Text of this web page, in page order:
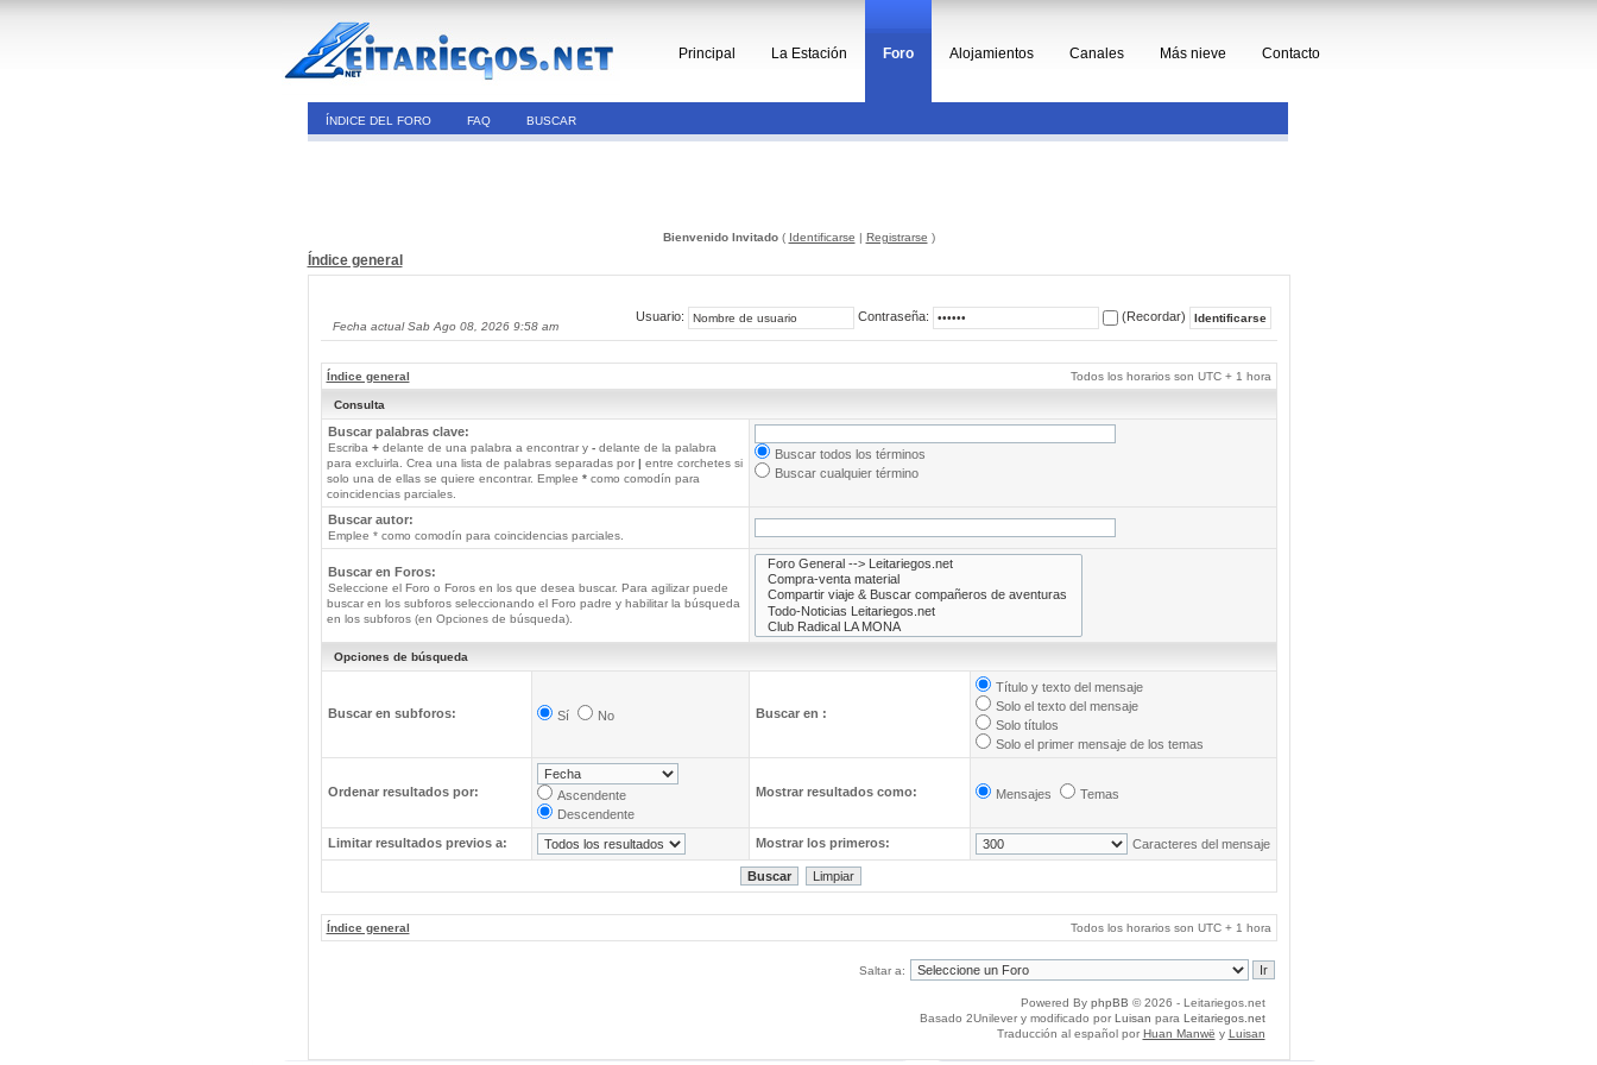
Principal La Estación Foro Alojamientos Canales Más nieve Contacto
ÍNDICE DEL FORO FAQ BUSCAR
Bienvenido Invitado( Identificarse | Registrarse )
Índice general
Fecha actual Sab Ago 08, 2026 9:58 am
Usuario: Contraseña: (Recordar)
Índice general Todos los horarios son UTC + 1 hora
Consulta
Buscar palabras clave:
Escriba +delante de una palabra a encontrar y -delante de la palabra
para excluirla. Crea una lista de palabras separadas por | entre corchetes si
solo una de ellas se quiere encontrar. Emplee *como comodín para
coincidencias parciales.
Buscar todos los términos
Buscar cualquier término
Buscar autor:
Emplee * como comodín para coincidencias parciales.
Buscar en Foros:
Seleccione el Foro o Foros en los que desea buscar. Para agilizar puede
buscar en los subforos seleccionando el Foro padre y habilitar la búsqueda
en los subforos (en Opciones de búsqueda).
Opciones de búsqueda
Buscar en subforos: Sí No Buscar en :
Título y texto del mensaje
Solo el texto del mensaje
Solo títulos
Solo el primer mensaje de los temas
Ordenar resultados por:
Ascendente
Descendente
Mostrar resultados como: Mensajes Temas
Limitar resultados previos a: Mostrar los primeros: Caracteres del mensaje
Índice general Todos los horarios son UTC + 1 hora
Saltar a:
Powered By phpBB © 2026 - Leitariegos.net
Basado 2Unilever y modificado por Luisan para Leitariegos.net
Traducción al español por Huan Manwë y Luisan